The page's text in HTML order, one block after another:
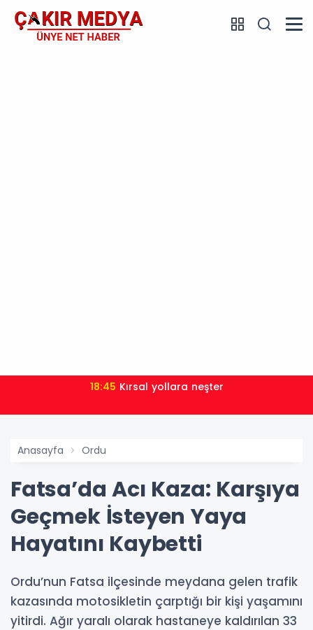
18:45 Kırsal yollara neşter
Anasayfa Ordu
Fatsa’da Acı Kaza: Karşıya
Geçmek İsteyen Yaya
Hayatını Kaybetti
Ordu’nun Fatsa ilçesinde meydana gelen trafik
kazasında motosikletin çarptığı bir kişi yaşamını
yitirdi. Ağır yaralı olarak hastaneye kaldırılan 33